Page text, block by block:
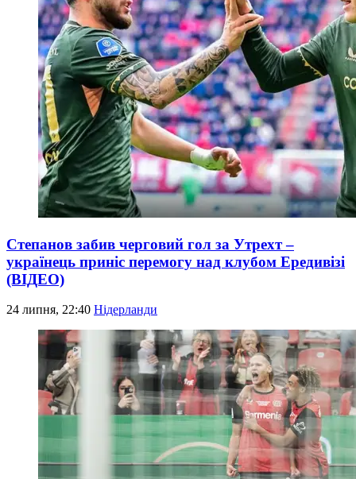
Степанов забив черговий гол за Утрехт –
українець приніс перемогу над клубом Ередивізі
(ВІДЕО)
24 липня, 22:40 Нідерланди